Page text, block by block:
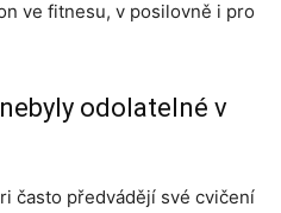
ve fitnesu, v posilovně i pro
odolatelné v
často předvádějí své cvičení